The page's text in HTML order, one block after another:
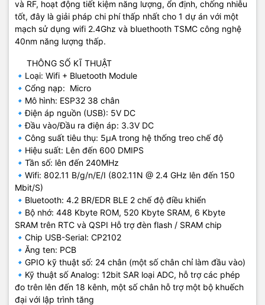
và RF, hoạt động tiết kiệm năng lượng, ổn định, chống nhiễu
tốt, đây là giải pháp chi phí thấp nhất cho 1 dự án với một
mạch sử dụng wifi 2.4Ghz và bluethooth TSMC công nghệ
40nm năng lượng thấp.
THÔNG SỐ KĨ THUẬT
🔹Loại: Wifi + Bluetooth Module
🔹Cổng nạp: Micro
🔹Mô hình: ESP32 38 chân
🔹Điện áp nguồn (USB): 5V DC
🔹Đầu vào/Đầu ra điện áp: 3.3V DC
🔹Công suất tiêu thụ: 5μA trong hệ thống treo chế độ
🔹Hiệu suất: Lên đến 600 DMIPS
🔹Tần số: lên đến 240MHz
🔹Wifi: 802.11 B/g/n/E/I (802.11N @ 2.4 GHz lên đến 150
Mbit/S)
🔹Bluetooth: 4.2 BR/EDR BLE 2 chế độ điều khiển
🔹Bộ nhớ: 448 Kbyte ROM, 520 Kbyte SRAM, 6 Kbyte
SRAM trên RTC và QSPI Hỗ trợ đèn flash / SRAM chip
🔹Chip USB-Serial: CP2102
🔹Ăng ten: PCB
🔹GPIO kỹ thuật số: 24 chân (một số chân chỉ làm đầu vào)
🔹Kỹ thuật số Analog: 12bit SAR loại ADC, hỗ trợ các phép
đo trên lên đến 18 kênh, một số chân hỗ trợ một bộ khuếch
đại với lập trình tăng